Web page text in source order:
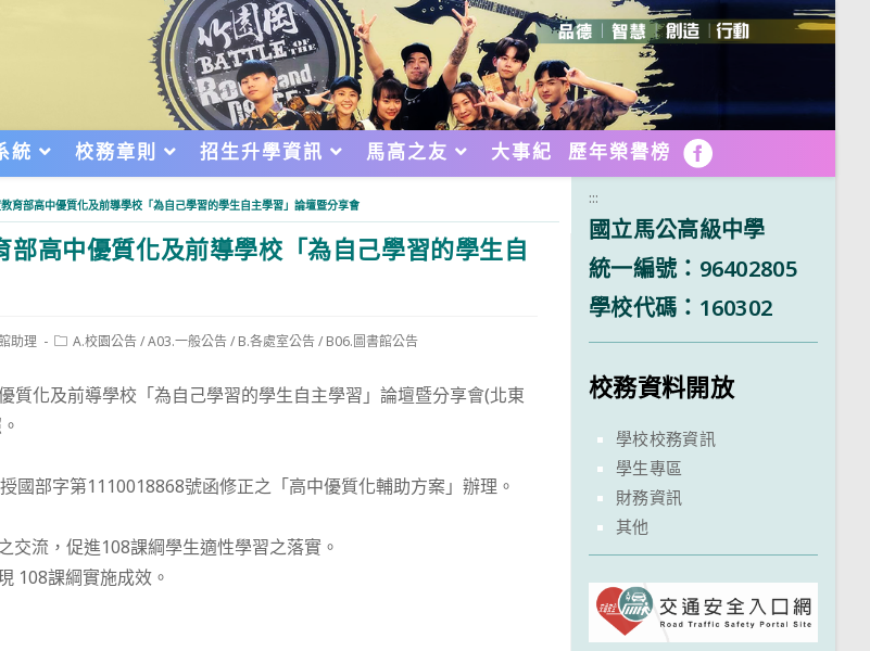
統 校務章則 招生升學資訊 馬高之友 大事紀 歷年榮譽榜 FB
育部高中優質化及前導學校「為自己學習的學生自主學習」論壇暨分享會
部高中優質化及前導學校「為自己學習的學生自
助理
PostA.校園公告/A03.一般公告/ B.各處室公告/ B06.圖書館公告
質化及前導學校「為自己學習的學生自主學習」論壇暨分享會(北東
國部字第1110018868號函修正之「高中優質化輔助方案」辦理。
交流，促進108課綱學生適性學習之落實。
108課綱實施成效。
:::
國立馬公高級中學
統一編號：96402805
學校代碼：160302
校務資料開放
學校校務資訊
學生專區
財務資訊
其他